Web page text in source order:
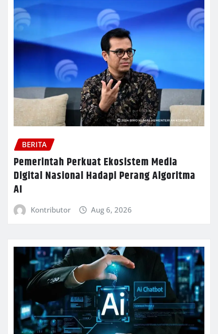
BERITA
Pemerintah Perkuat Ekosistem Media
Digital Nasional Hadapi Perang Algoritma
AI
Kontributor Aug 6, 2026